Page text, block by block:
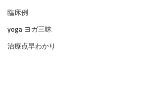
臨床例
yoga ヨガ三昧
治療点早わかり